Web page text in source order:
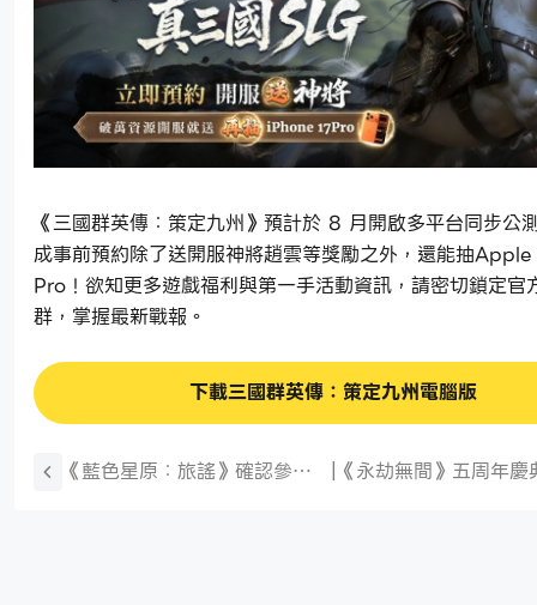
《三國群英傳：策定九州》預計於 8 月開啟多平台同步公
成事前預約除了送開服神將趙雲等獎勵之外，還能抽
Pro！欲知更多遊戲福利與第一手活動資訊，請密切鎖定官
群，掌握最新戰報。
下載三國群英傳：策定九州電腦版
《藍色星原：旅謠》確認參加
| 《永劫無間》五周年慶